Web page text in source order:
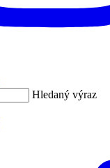
Hledaný výraz